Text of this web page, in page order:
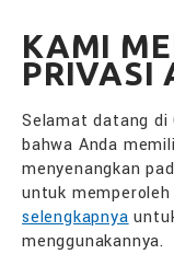
KAMI
PRIVASI
Selamat datang di
bahwa Anda
menyenangkan
untuk
selengkapnya
menggunakannya.